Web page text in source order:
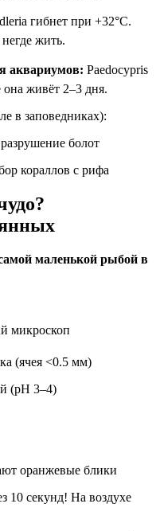
гибнет при +32°C.
жить.
аквариумов: Paedocypris
она живёт 2–3 дня.
в заповедниках):
болот
кораллов с рифа
маленькой рыбой в
микроскоп
(ячея <0.5 мм)
(pH 3–4)
оранжевые блики
10 секунд! На воздухе